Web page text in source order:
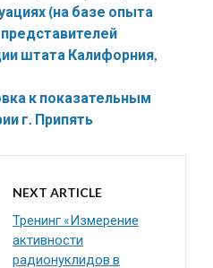
(на базе опыта
штата Калифорния,
к показательным
г. Припять
NEXT ARTICLE
Тренинг «Измерение
активности
радионуклидов в